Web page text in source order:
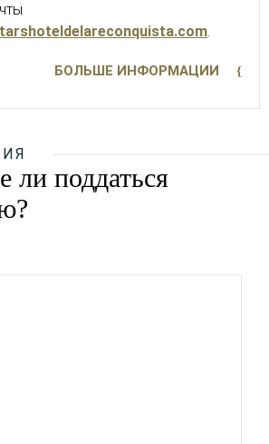
.
БОЛЬШЕ ИНФОРМАЦИИ
ли поддаться